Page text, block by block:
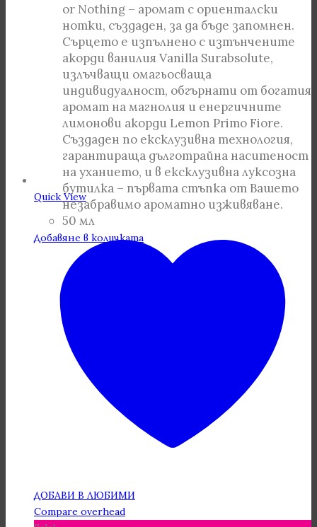
115.00 лв..
74.67 лв..
or Nothing – аромат с ориенталски
нотки, създаден, за да бъде запомнен.
Сърцето е изпълнено с изтънчените
акорди ванилия Vanilla Surabsolute,
излъчващи омагьосваща
индивидуалност, обгърнати от богатия
аромат на магнолия и енергичните
лимонови акорди Lemon Primo Fiore.
Създаден по ексклузивна технология,
гарантираща дълготрайна наситеност
на уханието, и в ексклузивна луксозна
бутилка – първата стъпка от Вашето
незабравимо ароматно изживяване.
50 мл
Добавяне в количката
Quick View
ДОБАВИ В ЛЮБИМИ
Compare overhead